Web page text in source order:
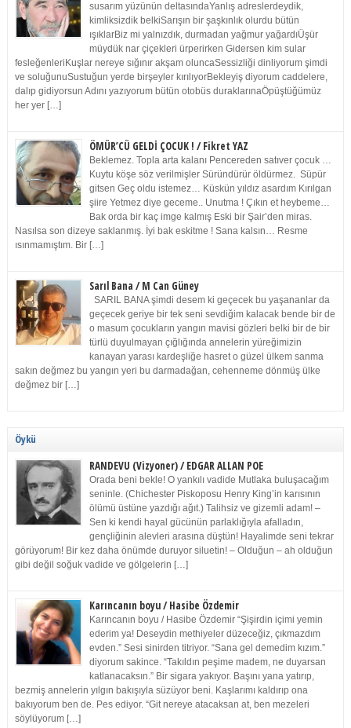
susarım yüzünün deltasındaYanlış adreslerdeydik,
kimliksizdik belkiSarışın bir şaşkınlık olurdu bütün
ışıklarBiz mi yalnızdık, durmadan yağmur yağardıÜşür
müydük nar çiçekleri ürperirken Gidersen kim sular
fesleğenleriKuşlar nereye sığınır akşam oluncaSessizliği dinliyorum şimdi
ve soluğunuSustuğun yerde birşeyler kırılıyorBekleyiş diyorum caddelere,
dalıp gidiyorsun Adını yazıyorum bütün otobüs duraklarınaÖpüştüğümüz
her yer […]
ÖMÜR’CÜ GELDİ ÇOCUK ! / Fikret YAZ
Beklemez. Topla arta kalanı Pencereden satıver çocuk …
Kuytu köşe söz verilmişler Süründürür öldürmez. Süpür
gitsen Geç oldu istemez… Küskün yıldız asardım Kırılgan
şiire Yetmez diye geceme.. Unutma ! Çıkın et heybeme…
Bak orda bir kaç imge kalmış Eski bir Şair’den miras.
Nasılsa son dizeye saklanmış. İyi bak eskitme ! Sana kalsın… Resme
ısınmamıştım. Bir […]
Sarıl Bana / M Can Güney
SARIL BANA şimdi desem ki geçecek bu yaşananlar da
geçecek geriye bir tek seni sevdiğim kalacak bende bir de
o masum çocukların yangın mavisi gözleri belki bir de bir
türlü duyulmayan çığlığında annelerin yüreğimizin
kanayan yarası kardeşliğe hasret o güzel ülkem sanma
sakın değmez bu yangın yeri bu darmadağan, cehenneme dönmüş ülke
değmez bir […]
Öykü
RANDEVU (Vizyoner) / EDGAR ALLAN POE
Orada beni bekle! O yankılı vadide Mutlaka buluşacağım
seninle. (Chichester Piskoposu Henry King’in karısının
ölümü üstüne yazdığı ağıt.) Talihsiz ve gizemli adam! –
Sen ki kendi hayal gücünün parlaklığıyla afalladın,
gençliğinin alevleri arasına düştün! Hayalimde seni tekrar
görüyorum! Bir kez daha önümde duruyor siluetin! – Olduğun – ah olduğun
gibi değil soğuk vadide ve gölgelerin […]
Karıncanın boyu / Hasibe Özdemir
Karıncanın boyu / Hasibe Özdemir “Şişirdin içimi yemin
ederim ya! Deseydin methiyeler düzeceğiz, çıkmazdım
evden.” Sesi sinirden titriyor. “Sana gel demedim kızım.”
diyorum sakince. “Takıldın peşime madem, ne duyarsan
katlanacaksın.” Bir sigara yakıyor. Başını yana yatırıp,
bezmiş annelerin yılgın bakışıyla süzüyor beni. Kaşlarımı kaldırıp ona
bakıyorum ben de. Pes ediyor. “Git nereye atacaksan at, ben mezeleri
söylüyorum […]